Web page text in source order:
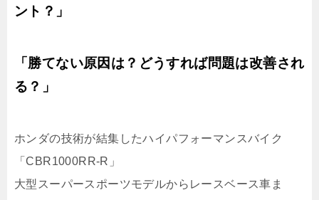
ント？」
「勝てない原因は？どうすれば問題は改善され
る？」
ホンダの技術が結集したハイパフォーマンスバイク
「CBR1000RR-R」
大型スーパースポーツモデルからレースベース車ま